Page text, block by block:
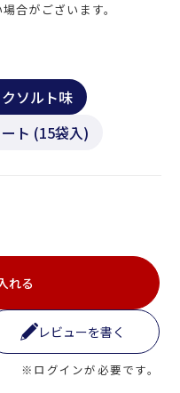
合がございます。
ソルト味
ト (15袋入)
れる
レビューを書く
※ログインが必要です。